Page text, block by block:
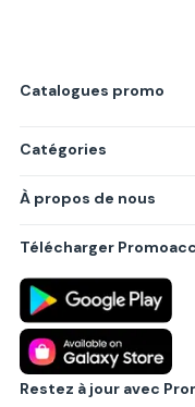
Catalogues promo
Catégories
Produits
Villes principales
À propos de nous
Politique de
Règlements
Partenariat B2B
Blog
Contact
Télécharger
Restez à jour avec